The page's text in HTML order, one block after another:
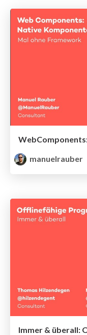
manuelrauber